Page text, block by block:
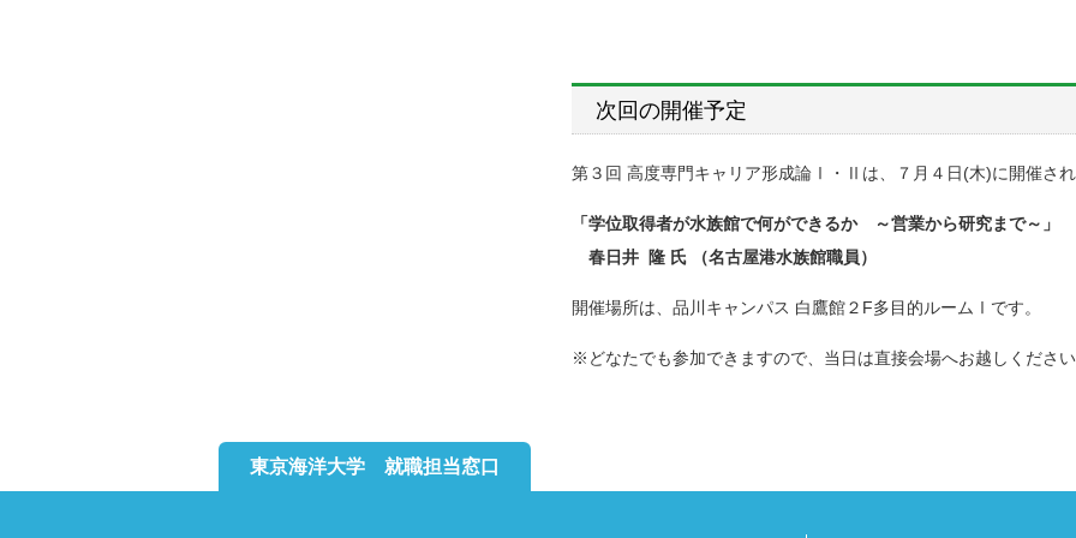
次回の開催予定
第３回 高度専門キャリア形成論Ⅰ・Ⅱは、７月４日(木)に開催され
「学位取得者が水族館で何ができるか ～営業から研究まで～」
春日井 隆 氏 （名古屋港水族館職員）
開催場所は、品川キャンパス 白鷹館２F多目的ルームⅠです。
※どなたでも参加できますので、当日は直接会場へお越しください
東京海洋大学 就職担当窓口